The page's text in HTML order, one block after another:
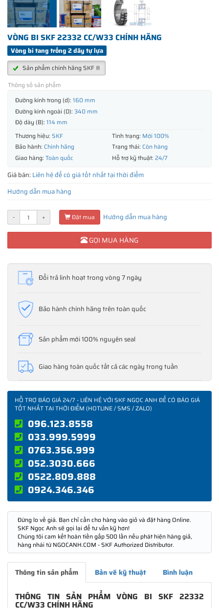
VÒNG BI SKF 22332 CC/W33 CHÍNH HÃNG
Vòng bi tang trống 2 dãy tự lựa
Sản phẩm chính hãng SKF ®
Thông số sản phẩm
Đường kính trong (d): 160 mm
Đường kính ngoài (D): 340 mm
Độ dày (B): 114 mm
Thương hiệu: SKF Tình trạng: Mới 100%
Bảo hành: Chính hãng Trạng thái: Còn hàng
Giao hàng: Toàn quốc Hỗ trợ kỹ thuật: 24/7
Giá bán: Liên hệ để có giá tốt nhất tại thời điểm
Hướng dẫn mua hàng
- + Đặt mua Hướng dẫn mua hàng
GỌI MUA HÀNG
Đổi trả linh hoạt trong vòng 7 ngày
Bảo hành chính hãng trên toàn quốc
Sản phẩm mới 100% nguyên seal
Giao hàng toàn quốc tất cả các ngày trong tuần
HỖ TRỢ BÁO GIÁ 24/7 - LIÊN HỆ VỚI SKF NGỌC ANH ĐỂ CÓ BÁO GIÁ
TỐT NHẤT TẠI THỜI ĐIỂM (HOTLINE / SMS / ZALO)
096.123.8558
033.999.5999
0763.356.999
052.3030.666
0522.809.888
0924.346.346
Đừng lo về giá. Bạn chỉ cần cho hàng vào giỏ và đặt hàng Online.
SKF Ngọc Anh sẽ gọi lại để tư vấn kỹ hơn!
Chúng tôi cam kết hoàn tiền gấp 500 lần nếu phát hiện hàng giả,
hàng nhái từ NGOCANH.COM - SKF Authorized Distributor.
Thông tin sản phẩm Bản vẽ kỹ thuật Bình luận
THÔNG TIN SẢN PHẨM VÒNG BI SKF 22332
CC/W33 CHÍNH HÃNG